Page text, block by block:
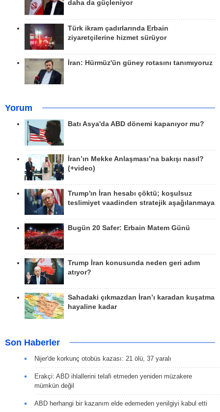
daha da güçleniyor
Türk ikram çadırlarında Erbain
ziyaretçilerine hizmet sürüyor
İran: Hürmüz'ün güney rotasını tanımıyoruz
Yorum
Batı Asya'da ABD dönemi kapanıyor mu?
İran’ın Mekke Anlaşması’na bakışı nasıl?
(+video)
Trump'ın İran hesabı çöktü; koşulsuz
teslimiyet vaadinden stratejik aşağılanmaya
Bugün 20 Safer: Erbain Matem Günü
Trump İran konusunda neden geri adım
atıyor?
Sahadaki çıkmazdan İran’ı karadan kuşatma
hayaline kadar
Son Haberler
Nijer'de korkunç otobüs kazası: 21 ölü, 37 yaralı
Erakçi: ABD ihlallerini telafi etmeden yeniden müzakere
mümkün değil
ABD herhangi bir kazanım elde edemeden yenilgiyi kabul etti